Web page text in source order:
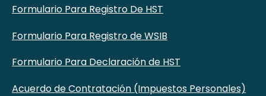
Formulario Para Registro De HST
Formulario Para Registro de WSIB
Formulario Para Declaración de HST
Acuerdo de Contratación (Impuestos Personales)